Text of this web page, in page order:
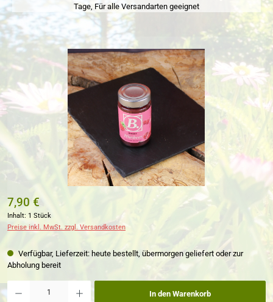
Tage, Für alle Versandarten geeignet
Bildergalerie überspringen
7,90 €
Inhalt: 1 Stück
Preise inkl. MwSt. zzgl. Versandkosten
Verfügbar, Lieferzeit: heute bestellt, übermorgen geliefert oder zur
Abholung bereit
Produkt Anzahl: Gib den gewünschten Wert ein oder benutze die Schaltflächen um die Anzahl zu
In den Warenkorb